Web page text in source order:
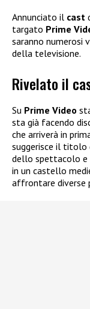
Annunciato il cast
targato Prime
saranno
della televisione.
Rivelato il
Su Prime Video
sta già facendo
che arriverà in
suggerisce il
dello spettacolo e
in un castello
affrontare diverse